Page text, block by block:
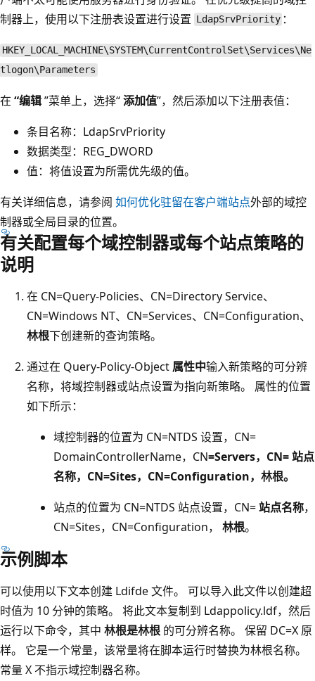
制器上，使用以下注册表设置进行设置 LdapSrvPriority ：
HKEY_LOCAL_MACHINE\SYSTEM\CurrentControlSet\Services\Ne
tlogon\Parameters
在 “编辑”菜单上，选择“添加值”，然后添加以下注册表值：
条目名称：LdapSrvPriority
数据类型：REG_DWORD
值：将值设置为所需优先级的值。
有关详细信息，请参阅 如何优化驻留在客户端站点外部的域控
制器或全局目录的位置。
有关配置每个域控制器或每个站点策略的
说明
在 CN=Query-Policies、CN=Directory Service、
CN=Windows NT、CN=Services、CN=Configuration、
林根下创建新的查询策略。
通过在 Query-Policy-Object 属性中输入新策略的可分辨
名称，将域控制器或站点设置为指向新策略。 属性的位置
如下所示：
域控制器的位置为 CN=NTDS 设置，CN=
DomainControllerName，CN=Servers，CN=站点
名称，CN=Sites，CN=Configuration， 林根。
站点的位置为 CN=NTDS 站点设置，CN=站点名称，
CN=Sites，CN=Configuration， 林根。
示例脚本
可以使用以下文本创建 Ldifde 文件。 可以导入此文件以创建超
时值为 10 分钟的策略。 将此文本复制到 Ldappolicy.ldf，然后
运行以下命令，其中 林根是林根 的可分辨名称。 保留 DC=X 原
样。 它是一个常量，该常量将在脚本运行时替换为林根名称。
常量 X 不指示域控制器名称。